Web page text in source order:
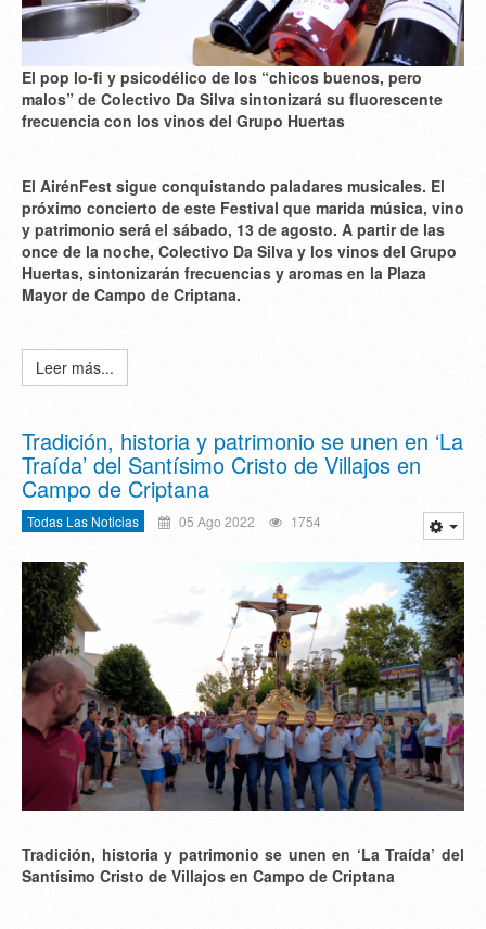
El pop lo-fi y psicodélico de los “chicos buenos, pero
malos” de Colectivo Da Silva sintonizará su fluorescente
frecuencia con los vinos del Grupo Huertas
El AirénFest sigue conquistando paladares musicales. El
próximo concierto de este Festival que marida música, vino
y patrimonio será el sábado, 13 de agosto. A partir de las
once de la noche, Colectivo Da Silva y los vinos del Grupo
Huertas, sintonizarán frecuencias y aromas en la Plaza
Mayor de Campo de Criptana.
Leer más...
Tradición, historia y patrimonio se unen en ‘La
Traída’ del Santísimo Cristo de Villajos en
Campo de Criptana
Todas Las Noticias 05 Ago 2022 1754
Tradición, historia y patrimonio se unen en ‘La Traída’ del
Santísimo Cristo de Villajos en Campo de Criptana